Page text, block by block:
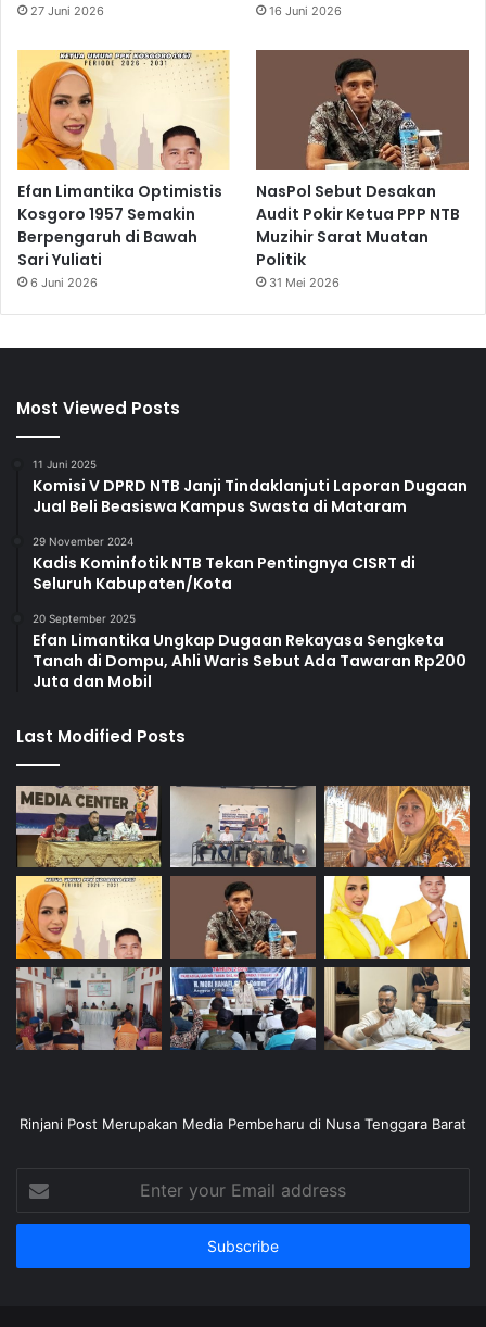
27 Juni 2026 16 Juni 2026
Efan Limantika Optimistis
Kosgoro 1957 Semakin
Berpengaruh di Bawah
Sari Yuliati
6 Juni 2026
NasPol Sebut Desakan
Audit Pokir Ketua PPP NTB
Muzihir Sarat Muatan
Politik
31 Mei 2026
Most Viewed Posts
11 Juni 2025
Komisi V DPRD NTB Janji Tindaklanjuti Laporan Dugaan
Jual Beli Beasiswa Kampus Swasta di Mataram
29 November 2024
Kadis Kominfotik NTB Tekan Pentingnya CISRT di
Seluruh Kabupaten/Kota
20 September 2025
Efan Limantika Ungkap Dugaan Rekayasa Sengketa
Tanah di Dompu, Ahli Waris Sebut Ada Tawaran Rp200
Juta dan Mobil
Last Modified Posts
Rinjani Post Merupakan Media Pembeharu di Nusa Tenggara Barat
your
Email